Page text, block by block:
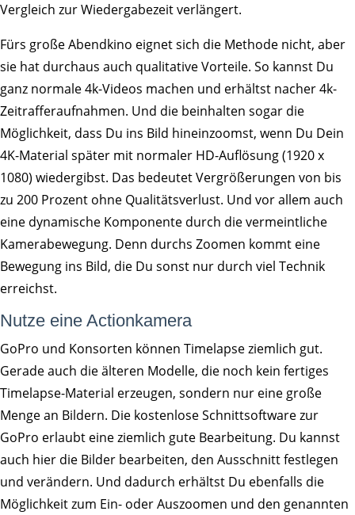
Vergleich zur Wiedergabezeit verlängert.
Fürs große Abendkino eignet sich die Methode nicht, aber
sie hat durchaus auch qualitative Vorteile. So kannst Du
ganz normale 4k-Videos machen und erhältst nacher 4k-
Zeitrafferaufnahmen. Und die beinhalten sogar die
Möglichkeit, dass Du ins Bild hineinzoomst, wenn Du Dein
4K-Material später mit normaler HD-Auflösung (1920 x
1080) wiedergibst. Das bedeutet Vergrößerungen von bis
zu 200 Prozent ohne Qualitätsverlust. Und vor allem auch
eine dynamische Komponente durch die vermeintliche
Kamerabewegung. Denn durchs Zoomen kommt eine
Bewegung ins Bild, die Du sonst nur durch viel Technik
erreichst.
Nutze eine Actionkamera
GoPro und Konsorten können Timelapse ziemlich gut.
Gerade auch die älteren Modelle, die noch kein fertiges
Timelapse-Material erzeugen, sondern nur eine große
Menge an Bildern. Die kostenlose Schnittsoftware zur
GoPro erlaubt eine ziemlich gute Bearbeitung. Du kannst
auch hier die Bilder bearbeiten, den Ausschnitt festlegen
und verändern. Und dadurch erhältst Du ebenfalls die
Möglichkeit zum Ein- oder Auszoomen und den genannten